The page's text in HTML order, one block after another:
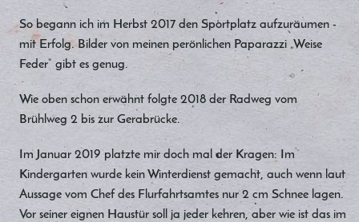
So begann ich im Herbst 2017 den Sportplatz aufzuräumen -
mit Erfolg. Bilder von meinen perönlichen Paparazzi „Weise
Feder“ gibt es genug.
Wie oben schon erwähnt folgte 2018 der Radweg vom
Brühlweg 2 bis zur Gerabrücke.
Im Januar 2019 platzte mir doch mal der Kragen: Im
Kindergarten wurde kein Winterdienst gemacht, auch wenn laut
Aussage vom Chef des Flurfahrtsamtes nur 2 cm Schnee lagen.
Vor seiner eignen Haustür soll ja jeder kehren, aber wie ist das im